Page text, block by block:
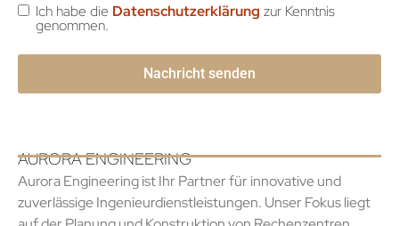
Ich habe die Datenschutzerklärung zur Kenntnis
genommen.
AURORA ENGINEERING
Aurora Engineering ist Ihr Partner für innovative und
zuverlässige Ingenieurdienstleistungen. Unser Fokus liegt